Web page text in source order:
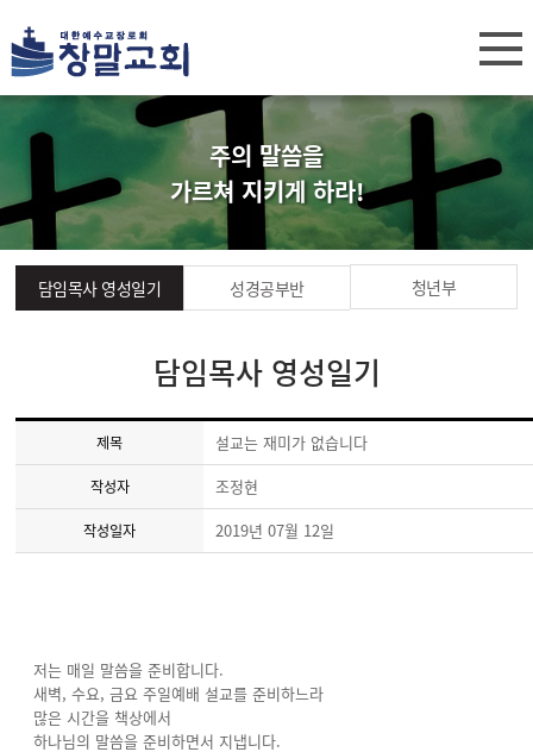
주의 말씀을
가르쳐 지키게 하라!
담임목사 영성일기 성경공부반 청년부
담임목사 영성일기
제목 설교는 재미가 없습니다
작성자 조정현
작성일자 2019년 07월 12일
저는 매일 말씀을 준비합니다.
새벽, 수요, 금요 주일예배 설교를 준비하느라
많은 시간을 책상에서
하나님의 말씀을 준비하면서 지냅니다.